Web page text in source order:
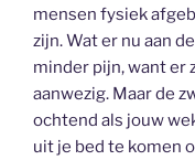
mensen fysiek
zijn. Wat er nu aan
minder pijn, want er
aanwezig. Maar de
ochtend als jouw
uit je bed te komen